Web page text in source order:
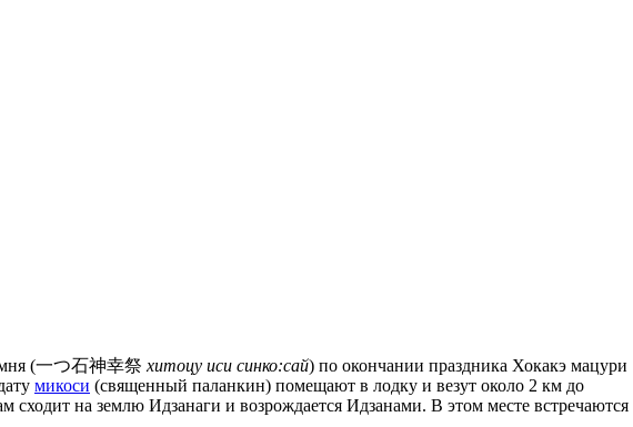
(一つ石神幸祭 хитоцу иси синко:сай) по окончании праздника Хокакэ мацури
микоси (священный паланкин) помещают в лодку и везут около 2 км до
сходит на землю Идзанаги и возрождается Идзанами. В этом месте встречаются